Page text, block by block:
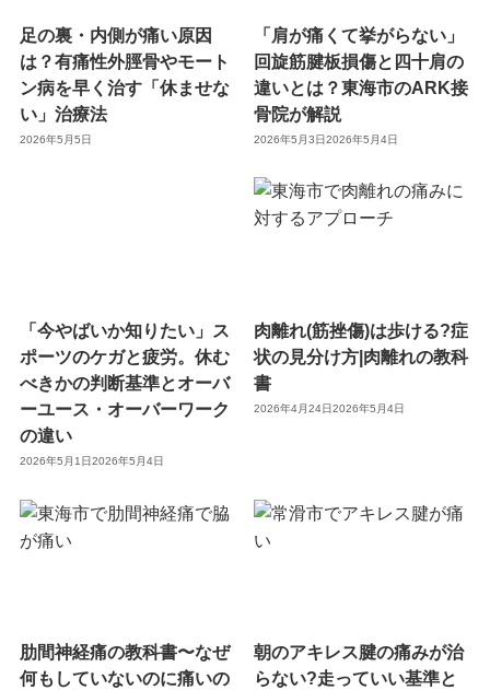
足の裏・内側が痛い原因
は？有痛性外脛骨やモート
ン病を早く治す「休ませな
い」治療法
2026年5月5日
「肩が痛くて挙がらない」
回旋筋腱板損傷と四十肩の
違いとは？東海市のARK接
骨院が解説
2026年5月3日2026年5月4日
「今やばいか知りたい」ス
ポーツのケガと疲労。休む
べきかの判断基準とオーバ
ーユース・オーバーワーク
の違い
2026年5月1日2026年5月4日
肉離れ(筋挫傷)は歩ける?症
状の見分け方|肉離れの教科
書
2026年4月24日2026年5月4日
肋間神経痛の教科書〜なぜ
何もしていないのに痛いの
朝のアキレス腱の痛みが治
らない?走っていい基準と